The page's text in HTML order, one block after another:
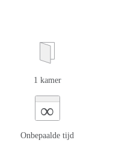
1 kamer
∞
Onbepaalde tijd